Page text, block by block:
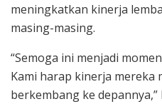
meningkatkan kinerja
masing-masing.
“Semoga ini menjadi
Kami harap kinerja mereka
berkembang ke depannya,”